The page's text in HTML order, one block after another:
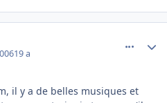
19 a
il y a de belles musiques et